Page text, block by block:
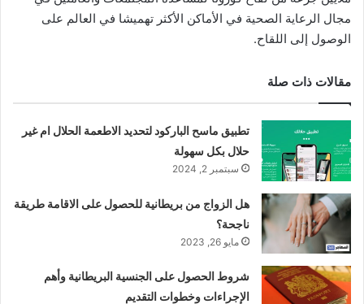
مجال الرعاية الصحية في الأماكن الأكثر تهميشا في العالم على
الوصول إلى اللقاح.
مقالات ذات صلة
تطبيق ماسح الباركود لتحديد الاطعمة الحلال ام غير
حلال بكل سهولة
سبتمبر 2, 2024
هل الزواج من بريطانية للحصول على الاقامة طريقة
ناجحة؟
مايو 26, 2023
شروط الحصول على الجنسية البريطانية وأهم
الإجراءات وخطوات التقديم